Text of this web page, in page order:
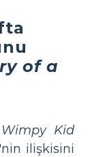
of a
Kid
ilişkisini